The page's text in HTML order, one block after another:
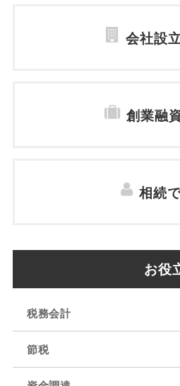
会社設
創業融
相続
お役
税務会計
節税